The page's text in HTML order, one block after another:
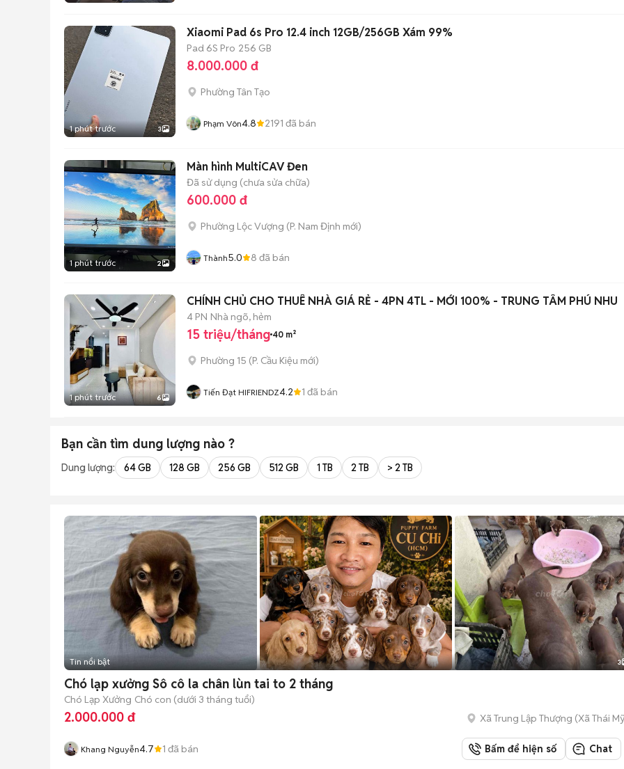
1 phút trước 3
Xiaomi Pad 6s Pro 12.4 inch 12GB/256GB Xám 99%
Pad 6S Pro 256 GB
8.000.000 đ
Phường Tân Tạo
Phạm Vôn4.8 2191 đã bán
1 phút trước 2
Màn hình MultiCAV Đen
Đã sử dụng (chưa sửa chữa)
600.000 đ
Phường Lộc Vượng (P. Nam Định mới)
Thành5.0 8 đã bán
1 phút trước 6
CHÍNH CHỦ CHO THUÊ NHÀ GIÁ RẺ - 4PN 4TL - MỚI 100% - TRUNG TÂM PHÚ NHU
4 PN Nhà ngõ, hẻm
15 triệu/tháng 40 m²
Phường 15 (P. Cầu Kiệu mới)
Tiến Đạt HIFRIENDZ4.2 1 đã bán
Bạn cần tìm dung lượng nào ?
Dung lượng: 64 GB 128 GB 256 GB 512 GB 1 TB 2 TB > 2 TB
Tin nổi bật 3
Chó lạp xưởng Sô cô la chân lùn tai to 2 tháng
Chó Lạp Xưởng Chó con (dưới 3 tháng tuổi)
2.000.000 đ Xã Trung Lập Thượng (Xã Thái Mỹ
Khang Nguyễn4.7 1 đã bán Bấm để hiện số Chat